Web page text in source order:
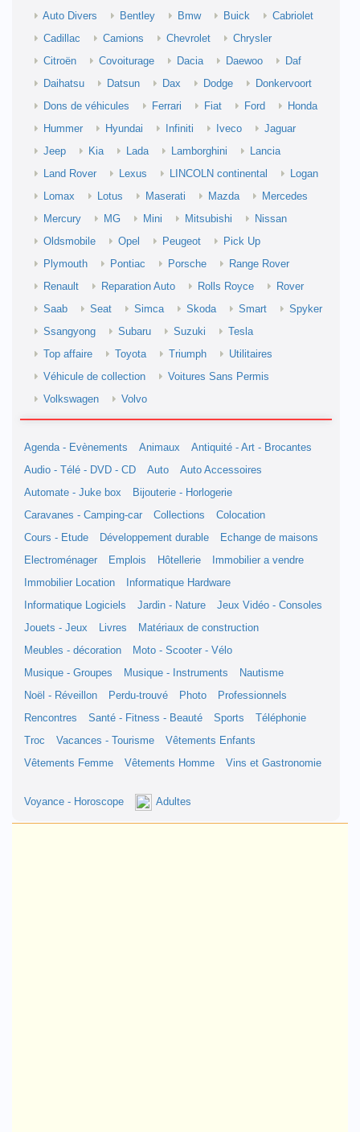
Auto Divers
Bentley Bmw Buick
Cabriolet
Cadillac
Camions Chevrolet
Chrysler
Citroën
Covoiturage Dacia Daewoo
Daf
Daihatsu
Datsun Dax Dodge
Donkervoort
Dons de véhicules
Ferrari Fiat Ford
Honda
Hummer
Hyundai Infiniti Iveco
Jaguar
Jeep
Kia Lada Lamborghini
Lancia
Land Rover
Lexus LINCOLN continental
Logan
Lomax
Lotus Maserati Mazda
Mercedes
Mercury
MG Mini Mitsubishi
Nissan
Oldsmobile
Opel Peugeot
Pick Up
Plymouth
Pontiac Porsche
Range Rover
Renault
Reparation Auto Rolls Royce
Rover
Saab
Seat Simca Skoda Smart
Spyker
Ssangyong
Subaru Suzuki
Tesla
Top affaire
Toyota Triumph
Utilitaires
Véhicule de collection
Voitures Sans Permis
Volkswagen
Volvo
Agenda - Evènements Animaux
Antiquité - Art - Brocantes
Audio - Télé - DVD - CD
Auto
Auto Accessoires
Automate - Juke box
Bijouterie - Horlogerie
Caravanes - Camping-car
Collections
Colocation
Cours - Etude
Développement durable
Echange de maisons
Electroménager
Emplois Hôtellerie
Immobilier a vendre
Immobilier Location
Informatique Hardware
Informatique Logiciels
Jardin - Nature
Jeux Vidéo - Consoles
Jouets - Jeux
Livres
Matériaux de construction
Meubles - décoration
Moto - Scooter - Vélo
Musique - Groupes
Musique - Instruments
Nautisme
Noël - Réveillon
Perdu-trouvé Photo
Professionnels
Rencontres
Santé - Fitness - Beauté Sports
Téléphonie
Troc
Vacances - Tourisme
Vêtements Enfants
Vêtements Femme
Vêtements Homme Vins et Gastronomie
Voyance - Horoscope Adultes